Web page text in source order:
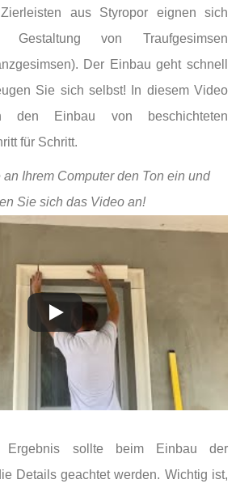
aus Styropor eignen sich
Gestaltung von Traufgesimsen
Der Einbau geht schnell
Sie sich selbst! In diesem Video
den Einbau von beschichteten
für Schritt.
Ihrem Computer den Ton ein und
Sie sich das Video an!
Ergebnis sollte beim Einbau der
Details geachtet werden. Wichtig ist,